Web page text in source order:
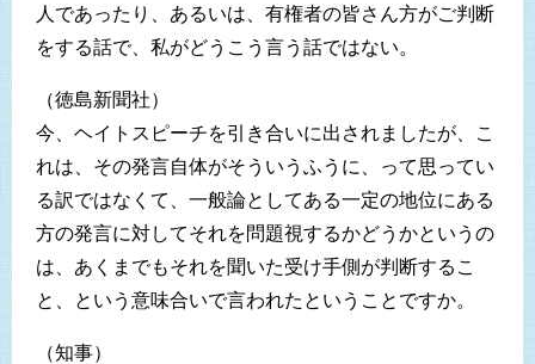
人であったり、あるいは、有権者の皆さん方がご判断
をする話で、私がどうこう言う話ではない。
（徳島新聞社）
今、ヘイトスピーチを引き合いに出されましたが、こ
れは、その発言自体がそういうふうに、って思ってい
る訳ではなくて、一般論としてある一定の地位にある
方の発言に対してそれを問題視するかどうかというの
は、あくまでもそれを聞いた受け手側が判断するこ
と、という意味合いで言われたということですか。
（知事）